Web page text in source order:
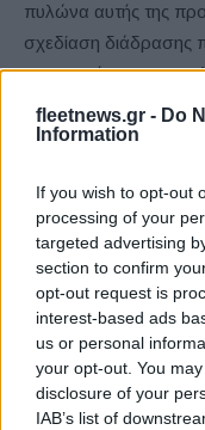
fleetnews.gr - Do
Information
If you wish to opt-out
processing of your
targeted advertising
section to confirm
opt-out request is
interest-based ads
us or personal
your opt-out. You
disclosure of your
IAB’s list of
πυλώνα αυτής της
σχεδίαση διάδρασης
ηχοσυστήματος, του
ώστε ο οδηγός και οι
εύκολα και γρήγορα
Immersive: η οποία
αξιοποιώντας την
θα παρουσιαστεί
δυνατότητα να
εσωτερικού
Wellbeing: